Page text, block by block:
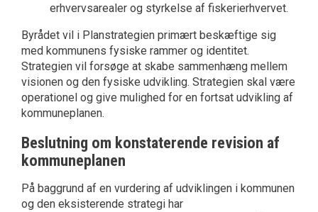
erhvervsarealer og styrkelse af fiskerierhvervet.
Byrådet vil i Planstrategien primært beskæftige sig
med kommunens fysiske rammer og identitet.
Strategien vil forsøge at skabe sammenhæng mellem
visionen og den fysiske udvikling. Strategien skal være
operationel og give mulighed for en fortsat udvikling af
kommuneplanen.
Beslutning om konstaterende revision af
kommuneplanen
På baggrund af en vurdering af udviklingen i kommunen
og den eksisterende strategi har